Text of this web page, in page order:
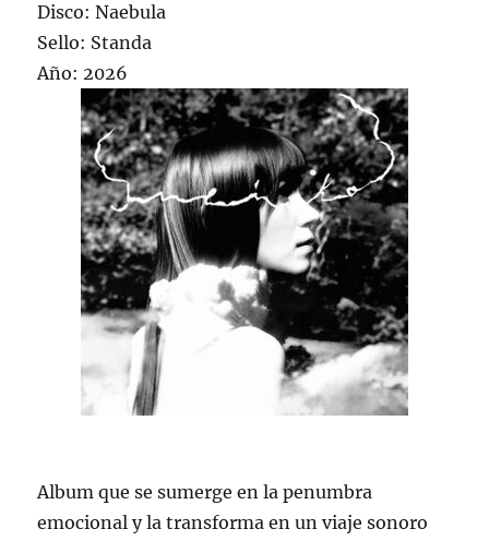
Disco: Naebula
Sello: Standa
Año: 2026
Album que se sumerge en la penumbra
emocional y la transforma en un viaje sonoro